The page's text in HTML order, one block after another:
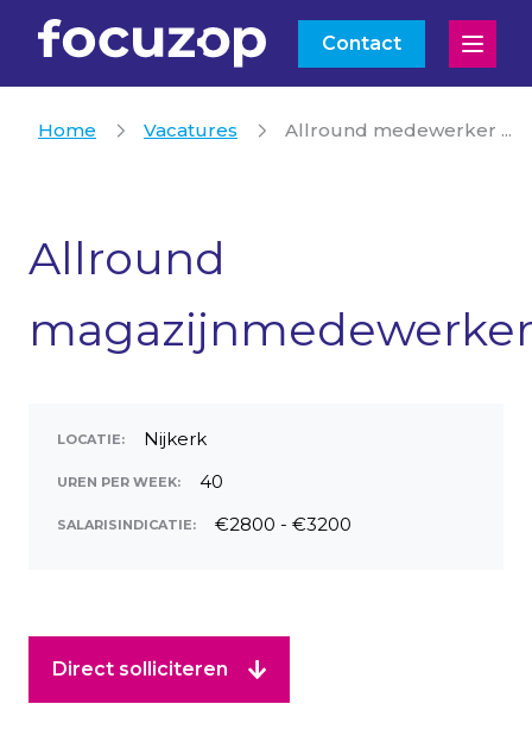
Contact
Open
Home Vacatures Allround medewerker ...
Allround
magazijnmedewerker
LOCATIE: Nijkerk
UREN PER WEEK: 40
SALARISINDICATIE: €2800 - €3200
Direct solliciteren